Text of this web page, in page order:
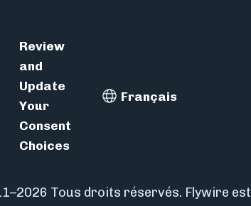
Review
and
Update
Your
Consent
Choices
Select Language
Français
Tous droits réservés. Flywire